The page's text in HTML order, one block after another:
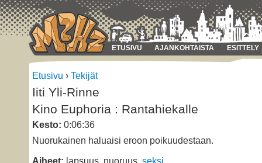
ETUSIVU AJANKOHTAISTA ESITTELY
Etusivu › Tekijät
Iiti Yli-Rinne
Kino Euphoria : Rantahiekalle
Kesto: 0:06:36
Nuorukainen haluaisi eroon poikuudestaan.
Aiheet: lapsuus, nuoruus, seksi